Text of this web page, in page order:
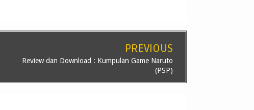
PREVIOUS
Review dan Download : Kumpulan Game Naruto
(PSP)